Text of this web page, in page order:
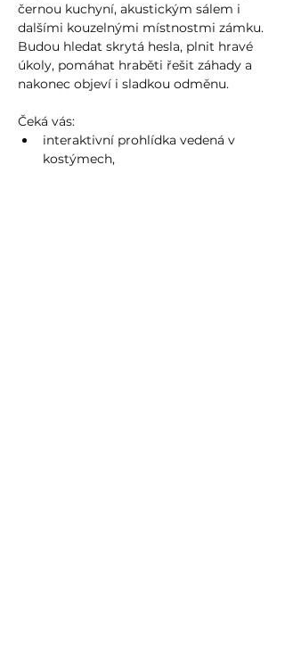
černou kuchyní, akustickým sálem i
dalšími kouzelnými místnostmi zámku.
Budou hledat skrytá hesla, plnit hravé
úkoly, pomáhat hraběti řešit záhady a
nakonec objeví i sladkou odměnu.
Čeká vás:
interaktivní prohlídka vedená v
kostýmech,